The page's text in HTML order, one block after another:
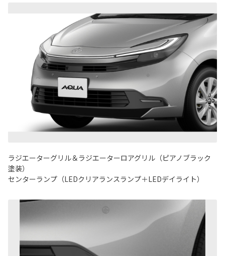
ラジエーターグリル＆ラジエーターロアグリル（ピアノブラック
塗装）
センターランプ（LEDクリアランスランプ＋LEDデイライト）